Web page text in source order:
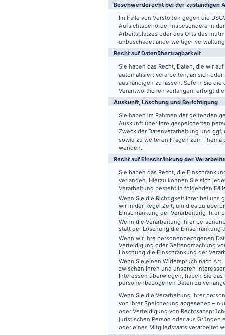
Beschwerde­recht bei der zuständigen
Im Falle von Verstößen gegen die
Aufsichtsbehörde, insbesondere in
Arbeitsplatzes oder des Orts des
unbeschadet anderweitiger
Recht auf Daten­übertrag­barkeit
Sie haben das Recht, Daten, die wir
automatisiert verarbeiten, an sich
aushändigen zu lassen. Sofern Sie
Verantwortlichen verlangen, erfolgt
Auskunft, Löschung und Berichtigung
Sie haben im Rahmen der geltenden
Auskunft über Ihre gespeicherten
Zweck der Datenverarbeitung und
sowie zu weiteren Fragen zum
wenden.
Recht auf Einschränkung der
Sie haben das Recht, die
verlangen. Hierzu können Sie sich
Verarbeitung besteht in folgenden
Wenn Sie die Richtigkeit Ihrer bei
wir in der Regel Zeit, um dies zu
Einschränkung der Verarbeitung Ihrer
Wenn die Verarbeitung Ihrer
statt der Löschung die Einschränkung
Wenn wir Ihre personenbezogenen
Verteidigung oder Geltendmachung
Löschung die Einschränkung der
Wenn Sie einen Widerspruch nach
zwischen Ihren und unseren
Interessen überwiegen, haben Sie
personenbezogenen Daten zu
Wenn Sie die Verarbeitung Ihrer
von ihrer Speicherung abgesehen –
oder Verteidigung von
juristischen Person oder aus
oder eines Mitgliedstaats verarbeitet